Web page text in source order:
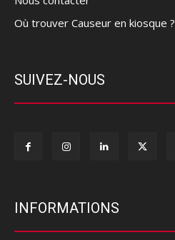
Où trouver Causeur en kiosque ?
SUIVEZ-NOUS
INFORMATIONS